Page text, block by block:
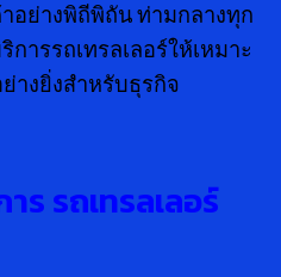
อย่างพิถีพิถัน ท่ามกลางทุก
ารรถเทรลเลอร์ให้เหมาะ
างยิ่งสำหรับธุรกิจ
ร รถเทรลเลอร์